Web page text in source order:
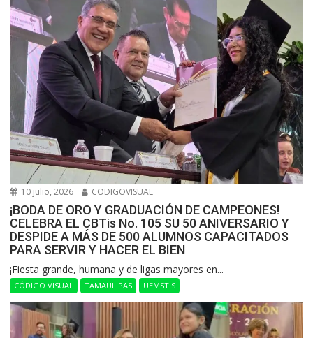
10 julio, 2026 CODIGOVISUAL
¡BODA DE ORO Y GRADUACIÓN DE CAMPEONES!
CELEBRA EL CBTis No. 105 SU 50 ANIVERSARIO Y
DESPIDE A MÁS DE 500 ALUMNOS CAPACITADOS
PARA SERVIR Y HACER EL BIEN
​¡Fiesta grande, humana y de ligas mayores en...
CÓDIGO VISUAL TAMAULIPAS UEMSTIS